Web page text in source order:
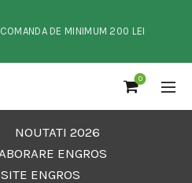
DE MINIMUM 200 LEI
0
NOUTATI 2026
ENGROS
ENGROS